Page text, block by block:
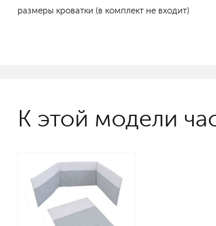
размеры кроватки (в комплект не входит)
К этой модели